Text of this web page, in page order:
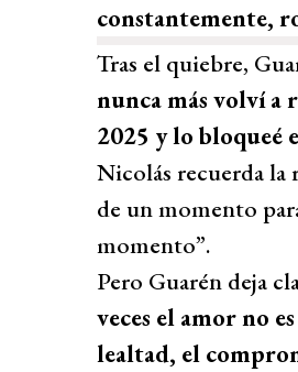
constantemente,
Tras el quiebre,
nunca más volví a
2025 y lo bloqueé
Nicolás recuerda
de un momento
momento”.
Pero Guarén deja
veces el amor no
lealtad, el